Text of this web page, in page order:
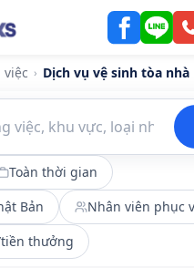
việc › Dịch vụ vệ sinh tòa nhà
Toàn thời gian
Bản
Nhân viên phục
thưởng